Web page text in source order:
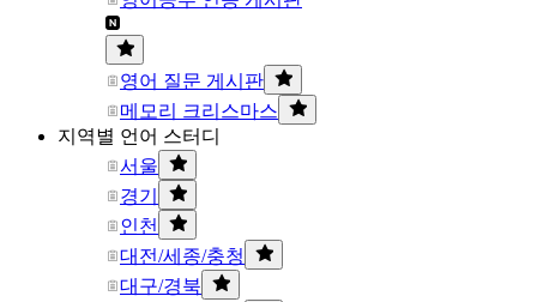
영어 질문 게시판
메모리 크리스마스
지역별 언어 스터디
서울
경기
인천
대전/세종/충청
대구/경북